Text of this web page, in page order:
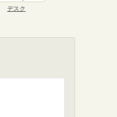
デスク